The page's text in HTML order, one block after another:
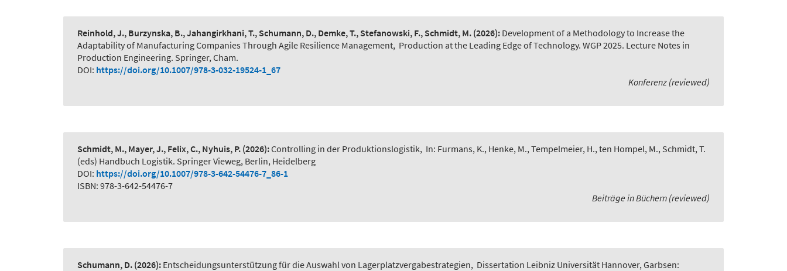
Reinhold, J., Burzynska, B., Jahangirkhani, T., Schumann, D., Demke, T., Stefanowski, F., Schmidt, M. (2026): Development of a Methodology to Increase the
Adaptability of Manufacturing Companies Through Agile Resilience Management, Production at the Leading Edge of Technology. WGP 2025. Lecture Notes in
Production Engineering. Springer, Cham.
DOI: https://doi.org/10.1007/978-3-032-19524-1_67
Konferenz (reviewed)
Schmidt, M., Mayer, J., Felix, C., Nyhuis, P. (2026):Controlling in der Produktionslogistik, In: Furmans, K., Henke, M., Tempelmeier, H., ten Hompel, M., Schmidt, T.
(eds) Handbuch Logistik. Springer Vieweg, Berlin, Heidelberg
DOI: https://doi.org/10.1007/978-3-642-54476-7_86-1
ISBN: 978-3-642-54476-7
Beiträge in Büchern (reviewed)
Schumann, D. (2026): Entscheidungsunterstützung für die Auswahl von Lagerplatzvergabestrategien, Dissertation Leibniz Universität Hannover, Garbsen: